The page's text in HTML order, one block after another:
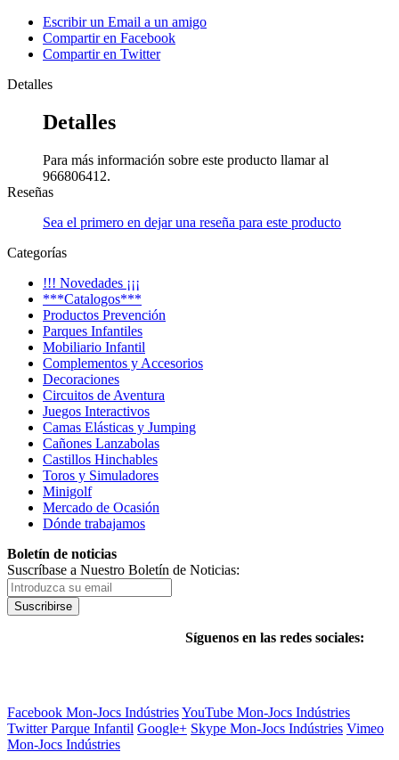
Escribir un Email a un amigo
Compartir en Facebook
Compartir en Twitter
Detalles
Detalles
Para más información sobre este producto llamar al
966806412.
Reseñas
Sea el primero en dejar una reseña para este producto
Categorías
!!! Novedades ¡¡¡
***Catalogos***
Productos Prevención
Parques Infantiles
Mobiliario Infantil
Complementos y Accesorios
Decoraciones
Circuitos de Aventura
Juegos Interactivos
Camas Elásticas y Jumping
Cañones Lanzabolas
Castillos Hinchables
Toros y Simuladores
Minigolf
Mercado de Ocasión
Dónde trabajamos
Boletín de noticias
Suscríbase a Nuestro Boletín de Noticias:
Suscribirse
Síguenos en las redes sociales:
Facebook Mon-Jocs IndústriesYouTube Mon-Jocs Indústries
Twitter Parque Infantil Google+ Skype Mon-Jocs Indústries Vimeo
Mon-Jocs Indústries